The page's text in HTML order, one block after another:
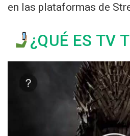
en las plataformas de
¿QUÉ ES TV